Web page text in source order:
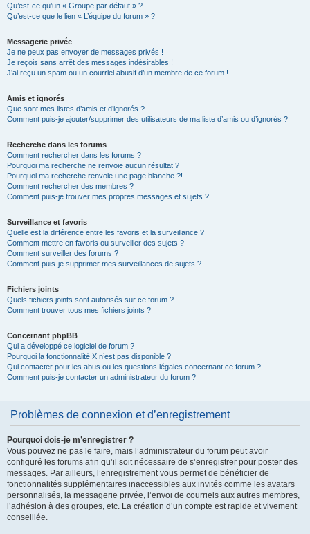
Qu’est-ce qu’un « Groupe par défaut » ?
Qu’est-ce que le lien « L’équipe du forum » ?
Messagerie privée
Je ne peux pas envoyer de messages privés !
Je reçois sans arrêt des messages indésirables !
J’ai reçu un spam ou un courriel abusif d’un membre de ce forum !
Amis et ignorés
Que sont mes listes d’amis et d’ignorés ?
Comment puis-je ajouter/supprimer des utilisateurs de ma liste d’amis ou d’ignorés ?
Recherche dans les forums
Comment rechercher dans les forums ?
Pourquoi ma recherche ne renvoie aucun résultat ?
Pourquoi ma recherche renvoie une page blanche ?!
Comment rechercher des membres ?
Comment puis-je trouver mes propres messages et sujets ?
Surveillance et favoris
Quelle est la différence entre les favoris et la surveillance ?
Comment mettre en favoris ou surveiller des sujets ?
Comment surveiller des forums ?
Comment puis-je supprimer mes surveillances de sujets ?
Fichiers joints
Quels fichiers joints sont autorisés sur ce forum ?
Comment trouver tous mes fichiers joints ?
Concernant phpBB
Qui a développé ce logiciel de forum ?
Pourquoi la fonctionnalité X n’est pas disponible ?
Qui contacter pour les abus ou les questions légales concernant ce forum ?
Comment puis-je contacter un administrateur du forum ?
Problèmes de connexion et d’enregistrement
Pourquoi dois-je m’enregistrer ?
Vous pouvez ne pas le faire, mais l’administrateur du forum peut avoir
configuré les forums afin qu’il soit nécessaire de s’enregistrer pour poster des
messages. Par ailleurs, l’enregistrement vous permet de bénéficier de
fonctionnalités supplémentaires inaccessibles aux invités comme les avatars
personnalisés, la messagerie privée, l’envoi de courriels aux autres membres,
l’adhésion à des groupes, etc. La création d’un compte est rapide et vivement
conseillée.